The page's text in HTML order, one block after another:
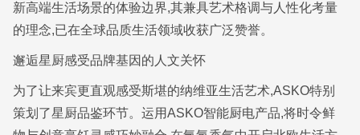
新高端生活场景的体验边界,其兼具艺术格调与人性化考量
的理念,已在全球品质生活领域收获广泛赞誉。
邂逅星厨感受品牌基因的人文关怀
为了让来宾更直观感受斯堪的纳维亚生活艺术,ASKO特别
策划了星厨品鉴环节。运用ASKO智能厨电产品,将时令鲜